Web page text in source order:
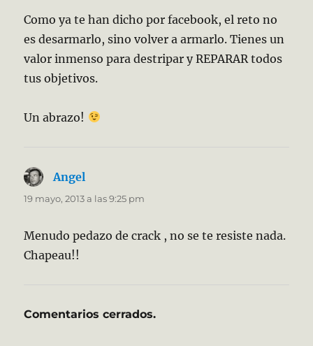
Como ya te han dicho por facebook, el reto no
es desarmarlo, sino volver a armarlo. Tienes un
valor inmenso para destripar y REPARAR todos
tus objetivos.
Un abrazo!
Angel
19 mayo, 2013 a las 9:25 pm
Menudo pedazo de crack , no se te resiste nada.
Chapeau!!
Comentarios cerrados.